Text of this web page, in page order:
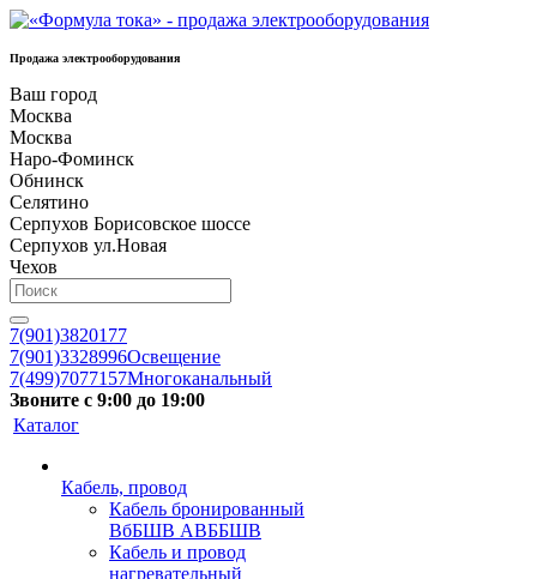
Продажа электрооборудования
Ваш город
Москва
Москва
Наро-Фоминск
Обнинск
Селятино
Серпухов Борисовское шоссе
Серпухов ул.Новая
Чехов
7(901)3820177
7(901)3328996Освещение
7(499)7077157Многоканальный
Звоните с 9:00 до 19:00
Каталог
Кабель, провод
Кабель бронированный
ВбБШВ АВББШВ
Кабель и провод
нагревательный